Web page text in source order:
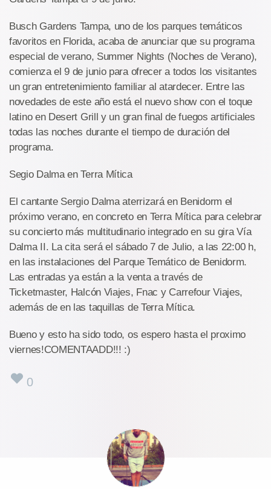
Busch Gardens Tampa, uno de los parques temáticos
favoritos en Florida, acaba de anunciar que su programa
especial de verano, Summer Nights (Noches de Verano),
comienza el 9 de junio para ofrecer a todos los visitantes
un gran entretenimiento familiar al atardecer. Entre las
novedades de este año está el nuevo show con el toque
latino en Desert Grill y un gran final de fuegos artificiales
todas las noches durante el tiempo de duración del
programa.
Segio Dalma en Terra Mítica
El cantante Sergio Dalma aterrizará en Benidorm el
próximo verano, en concreto en Terra Mítica para celebrar
su concierto más multitudinario integrado en su gira Vía
Dalma II. La cita será el sábado 7 de Julio, a las 22:00 h,
en las instalaciones del Parque Temático de Benidorm.
Las entradas ya están a la venta a través de
Ticketmaster, Halcón Viajes, Fnac y Carrefour Viajes,
además de en las taquillas de Terra Mítica.
Bueno y esto ha sido todo, os espero hasta el proximo
viernes!COMENTAADD!!! :)
0